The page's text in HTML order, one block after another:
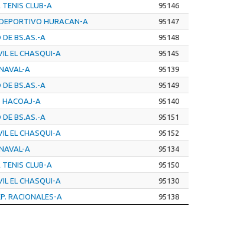
CLUB-A
95146
HURACAN-A
95147
DE BS.AS.-A
95148
EL CHASQUI-A
95145
A
95139
DE BS.AS.-A
95149
HACOAJ-A
95140
DE BS.AS.-A
95151
EL CHASQUI-A
95152
A
95134
CLUB-A
95150
EL CHASQUI-A
95130
RACIONALES-A 95138